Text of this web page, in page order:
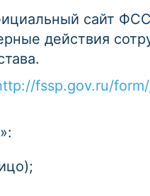
сайт
действия
fssp.gov.ru/form/